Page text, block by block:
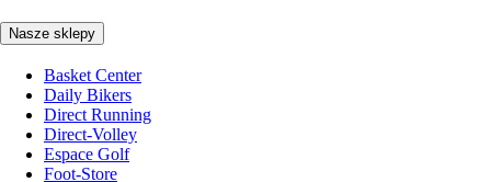
Nasze sklepy
Basket Center
Daily Bikers
Direct Running
Direct-Volley
Espace Golf
Foot-Store